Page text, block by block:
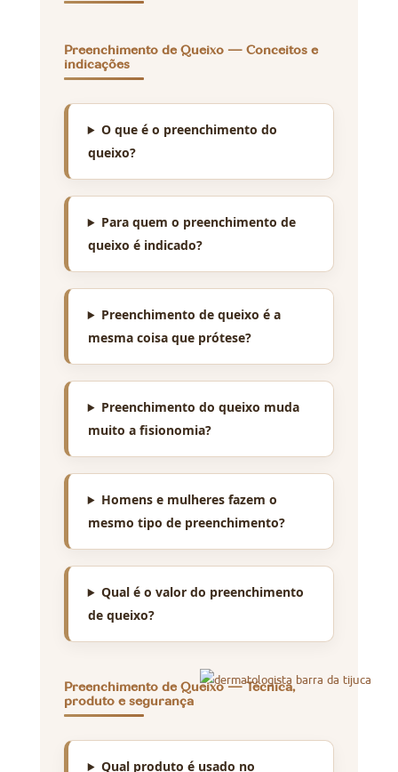
Preenchimento de Queixo — Conceitos e
indicações
O que é o preenchimento do
queixo?
Para quem o preenchimento de
queixo é indicado?
Preenchimento de queixo é a
mesma coisa que prótese?
Preenchimento do queixo muda
muito a fisionomia?
Homens e mulheres fazem o
mesmo tipo de preenchimento?
Qual é o valor do preenchimento
de queixo?
Preenchimento de Queixo — Técnica,
produto e segurança
Qual produto é usado no